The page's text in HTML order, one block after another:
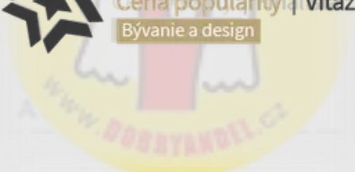
Obliečky Dual Feel®